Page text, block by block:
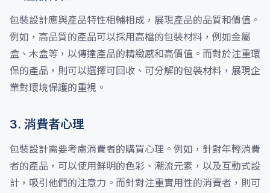
包裝設計應與產品特性相輔相成，展現產品的品質和價值。
例如，高品質的產品可以採用高檔的包裝材料，例如金屬
盒、木盒等，以傳達產品的精緻感和高價值。而對於注重環
保的產品，則可以選擇可回收、可分解的包裝材料，展現企
業對環境保護的重視。
3. 消費者心理
包裝設計需要考慮消費者的購買心理。例如，針對年輕消費
者的產品，可以使用鮮明的色彩、潮流元素，以及互動式設
計，吸引他們的注意力。而針對注重實用性的消費者，則可